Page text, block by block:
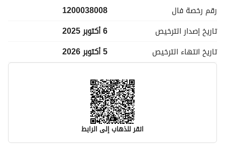
رقم رخصة فال
1200038008
تاريخ إصدار الترخيص
6 أكتوبر 2025
تاريخ انتهاء الترخيص 5 أكتوبر 2026
انقر للذهاب إلى الرابط